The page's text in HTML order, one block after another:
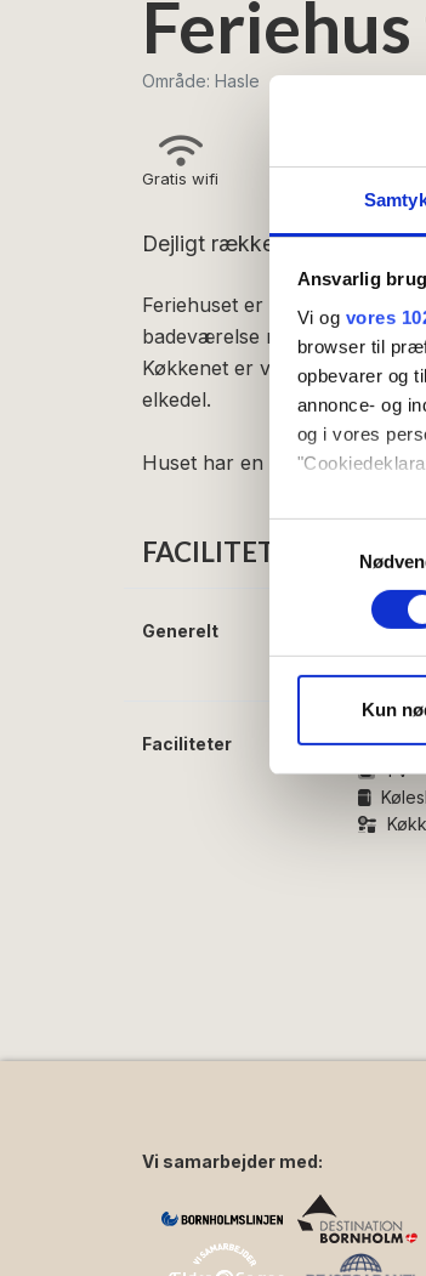
Ansvarlig
Vi og vores
browser til
opbevarer og
annonce- og
og i vores
Hvis du
Dine valg
Vi bruger
vores trafik.
Kun
Område: Hasle
Gratis wifi
Dejligt rækkehus på 45 m²
Feriehuset er indrettet
badeværelse med bad og
Køkkenet er veludstyret med
elkedel.
Huset har en delvist
FACILITETER
Generelt
Faciliteter
TV
Vi samarbejder med: